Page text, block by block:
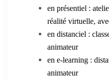
en présentiel :
réalité virtuelle,
en distanciel :
animateur
en e-learning :
animateur